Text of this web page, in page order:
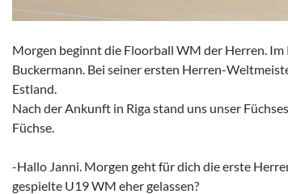
Morgen beginnt die Floorball WM der Herren.
Buckermann. Bei seiner ersten Herren-
Estland.
Nach der Ankunft in Riga stand uns unser
Füchse.
-Hallo Janni. Morgen geht für dich die erste
gespielte U19 WM eher gelassen?